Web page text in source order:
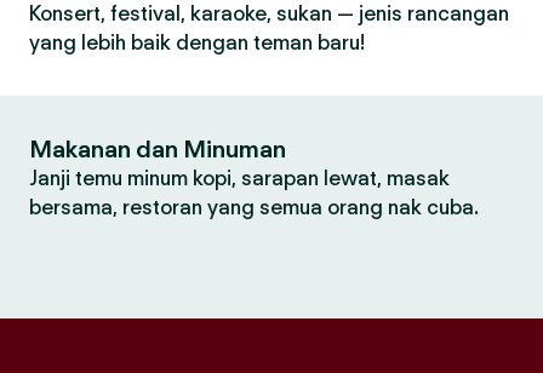
Konsert, festival, karaoke, sukan — jenis rancangan
yang lebih baik dengan teman baru!
Makanan dan Minuman
Janji temu minum kopi, sarapan lewat, masak
bersama, restoran yang semua orang nak cuba.